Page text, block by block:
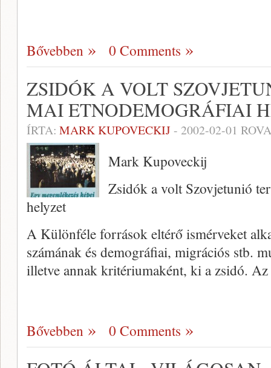
Bővebben 0 Comments
ZSIDÓK A VOLT
MAI ETNODEMOGRÁFIAI
ÍRTA: MARK KUPOVECKIJ- 2002-02-01
Mark Kupoveckij
Zsidók a volt Szovjetunió
helyzet
A Különféle források eltérő ismérveket
számának és demográfiai, migrációs stb.
illetve annak kritériumaként, ki a zsidó.
Bővebben 0 Comments